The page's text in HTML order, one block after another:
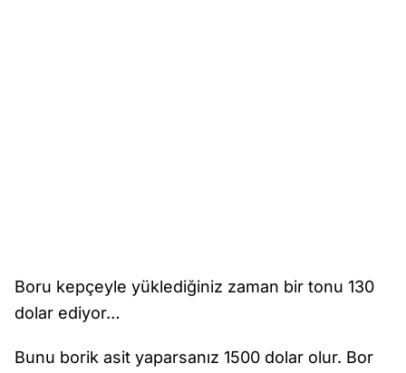
Boru kepçeyle yüklediğiniz zaman bir tonu 130
dolar ediyor…
Bunu borik asit yaparsanız 1500 dolar olur. Bor